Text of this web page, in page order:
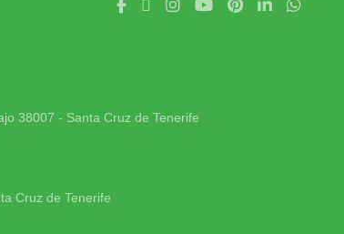
38007 - Santa Cruz de Tenerife
Cruz de Tenerife